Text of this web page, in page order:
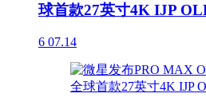
球首款27英寸4K IJP
6 07.14